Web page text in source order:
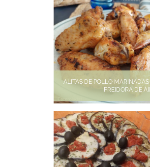
ALITAS DE POLLO
FREIDORA DE